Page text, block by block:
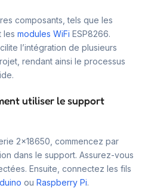
composants, tels que les
les modules WiFi ESP8266.
l’intégration de plusieurs
rendant ainsi le processus
utiliser le support
2×18650, commencez par
dans le support. Assurez-vous
Ensuite, connectez les fils
ou Raspberry Pi.